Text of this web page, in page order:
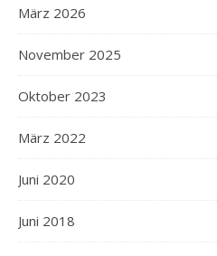
März 2026
November 2025
Oktober 2023
März 2022
Juni 2020
Juni 2018